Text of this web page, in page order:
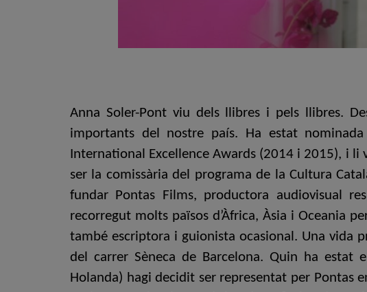
Anna Soler-Pont viu dels llibres i pels llibres.
importants del nostre país. Ha estat
International Excellence Awards (2014 i 2015), i li
ser la comissària del programa de la Cultura
fundar Pontas Films, productora audiovisual
recorregut molts països d’Àfrica, Àsia i Oceania
també escriptora i guionista ocasional. Una vida
del carrer Sèneca de Barcelona. Quin ha estat
Holanda) hagi decidit ser representat per Pontas